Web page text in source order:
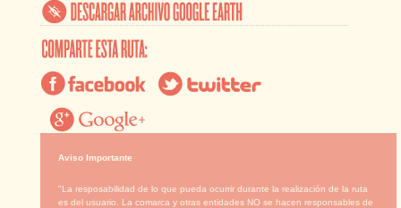
Aviso Importante
"La resposabilidad de lo que pueda ocurrir durante la realización de la ruta
es del usuario. La comarca y otras entidades NO se hacen responsables de